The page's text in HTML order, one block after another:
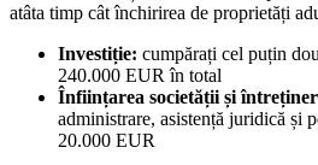
atâta timp cât închirirea de proprietăți
Investiție: cumpărați cel puțin
240.000 EUR în total
Înființarea societății și
administrare, asistență juridică și
20.000 EUR